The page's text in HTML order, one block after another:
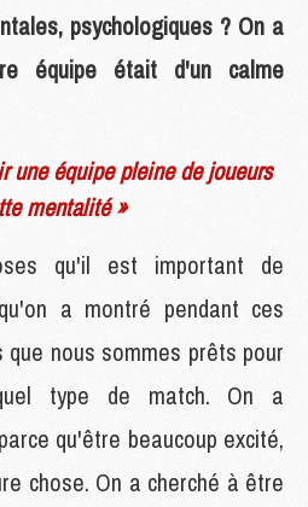
psychologiques ? On a
équipe était d'un calme
une équipe pleine de joueurs
mentalité »
qu'il est important de
a montré pendant ces
nous sommes prêts pour
type de match. On a
qu'être beaucoup excité,
chose. On a cherché à être